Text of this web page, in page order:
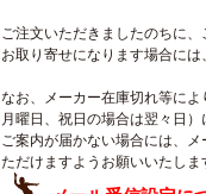
ご注文いただきましたのちに、
お取り寄せになります場合には
なお、メーカー在庫切れ等に
月曜日、祝日の場合は翌々日
ご案内が届かない場合には、
ただけますようお願いいたしま